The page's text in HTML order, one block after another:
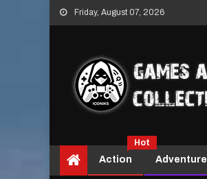
Skip
to
Friday, August 07, 2026
Action
Hot
Adventure